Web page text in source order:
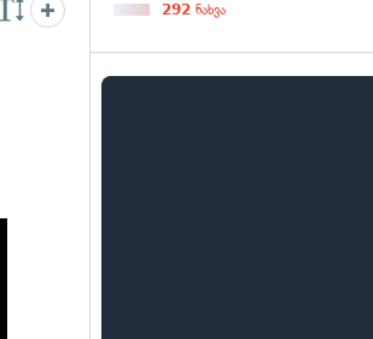
292 ნახვა